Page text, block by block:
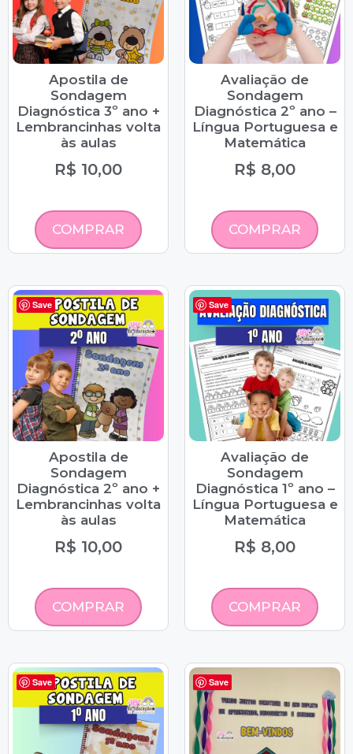
Apostila de
Sondagem
Diagnóstica 3º ano +
Lembrancinhas volta
às aulas
R$ 10,00
COMPRAR
Avaliação de
Sondagem
Diagnóstica 2º ano –
Língua Portuguesa e
Matemática
R$ 8,00
COMPRAR
Save
Apostila de
Sondagem
Diagnóstica 2º ano +
Lembrancinhas volta
às aulas
R$ 10,00
COMPRAR
Save
Avaliação de
Sondagem
Diagnóstica 1º ano –
Língua Portuguesa e
Matemática
R$ 8,00
COMPRAR
Save Save